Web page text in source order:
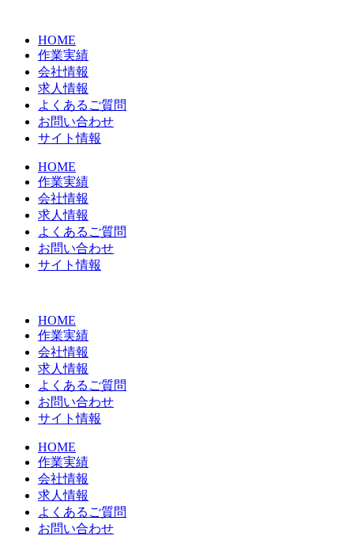
HOME
作業実績
会社情報
求人情報
よくあるご質問
お問い合わせ
サイト情報
HOME
作業実績
会社情報
求人情報
よくあるご質問
お問い合わせ
サイト情報
HOME
作業実績
会社情報
求人情報
よくあるご質問
お問い合わせ
サイト情報
HOME
作業実績
会社情報
求人情報
よくあるご質問
お問い合わせ